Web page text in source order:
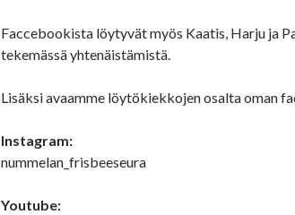
Faccebookista löytyvät myös Kaatis, Harju ja
tekemässä yhtenäistämistä.
Lisäksi avaamme löytökiekkojen osalta oman
Instagram:
nummelan_frisbeeseura
Youtube: